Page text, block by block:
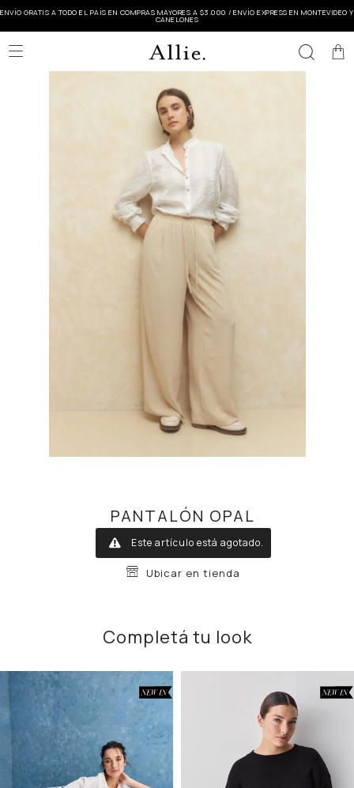
ENVÍO GRATIS A TODO EL PAÍS EN COMPRAS MAYORES A $3.000 / ENVÍO EXPRESS EN MONTEVIDEO Y
CANELONES

PANTALÓN OPAL
Este artículo está agotado.
Ubicar en tienda
Completá tu look